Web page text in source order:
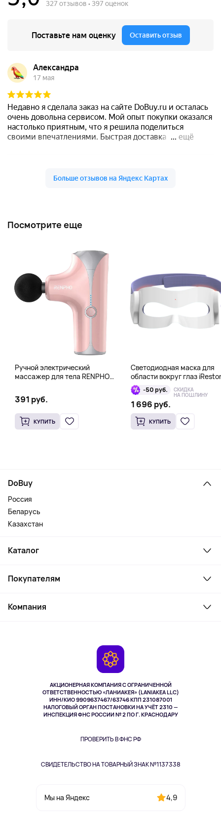
Посмотрите еще
Ручной электрический
массажер для тела RENPHO
391 руб.
КУПИТЬ
Светодиодная маска для
области вокруг глаз
Illumina LED Eye Mask
-50 руб. СКИДКА
НА ПОШЛИНУ
1 696 руб.
КУПИТЬ
АКЦИОНЕРНАЯ КОМПАНИЯ С ОГРАНИЧЕННОЙ
ОТВЕТСТВЕННОСТЬЮ «ЛАНИАКЕЯ» (LANIAKEA LLC)
ИНН/КИО 9909637467/63746 КПП 231087001
НАЛОГОВЫЙ ОРГАН ПОСТАНОВКИ НА УЧЁТ 2310 —
ИНСПЕКЦИЯ ФНС РОССИИ № 2 ПО Г. КРАСНОДАРУ
ПРОВЕРИТЬ В ФНС РФ
СВИДЕТЕЛЬСТВО НА ТОВАРНЫЙ ЗНАК №1137338
Мы на Яндекс 4,9
DoBuy
Россия
Беларусь
Казахстан
Каталог
Ноутбуки, мониторы, VR
Косметика и уход
Здоровье питомцев
Одежда и аксессуары
Покупателям
Как заказать
Компания